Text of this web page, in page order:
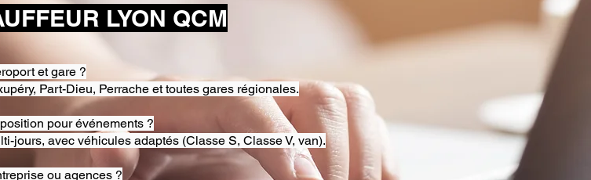
LYON QCM
et gare ?
Part-Dieu, Perrache et toutes gares régionales.
pour événements ?
jours, avec véhicules adaptés (Classe S, Classe V, van).
ou agences ?